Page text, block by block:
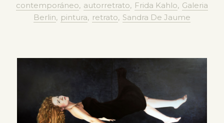
contemporáneo, autorretrato, Frida Kahlo, Galeria
Berlin, pintura, retrato, Sandra De Jaume